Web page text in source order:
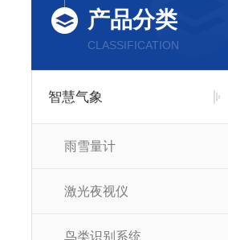
产品分类
CLASSIFICATION
智慧气象
雨雪量计
激光夜视仪
鸟类识别系统